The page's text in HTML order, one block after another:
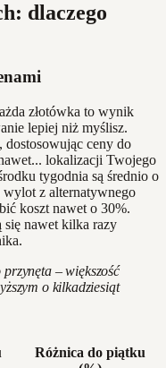
dlaczego
złotówka to wynik
lepiej niż myślisz.
dostosowując ceny do
lokalizacji Twojego
tygodnia są średnio o
z alternatywnego
koszt nawet o 30%.
się nawet kilka razy
– większość
o kilkadziesiąt
Różnica do piątku